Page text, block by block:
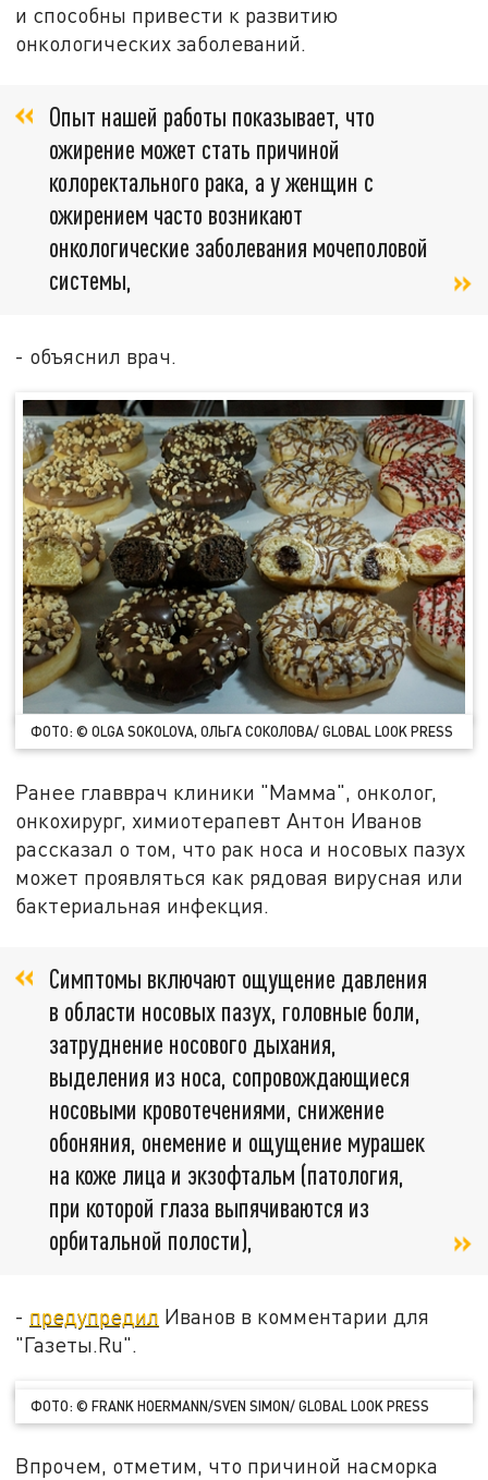
и способны привести к развитию
онкологических заболеваний.
Опыт нашей работы показывает, что
ожирение может стать причиной
колоректального рака, а у женщин с
ожирением часто возникают
онкологические заболевания мочеполовой
системы,
- объяснил врач.
ФОТО: © OLGA SOKOLOVA, ОЛЬГА СОКОЛОВА/ GLOBAL LOOK PRESS
Ранее главврач клиники "Мамма", онколог,
онкохирург, химиотерапевт Антон Иванов
рассказал о том, что рак носа и носовых пазух
может проявляться как рядовая вирусная или
бактериальная инфекция.
Симптомы включают ощущение давления
в области носовых пазух, головные боли,
затруднение носового дыхания,
выделения из носа, сопровождающиеся
носовыми кровотечениями, снижение
обоняния, онемение и ощущение мурашек
на коже лица и экзофтальм (патология,
при которой глаза выпячиваются из
орбитальной полости),
- предупредил Иванов в комментарии для
"Газеты.Ru".
ФОТО: © FRANK HOERMANN/SVEN SIMON/ GLOBAL LOOK PRESS
Впрочем, отметим, что причиной насморка